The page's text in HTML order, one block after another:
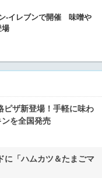
-イレブンで開催 味噌や
場
ピザ新登場！手軽に味わ
を全国発売
に「ハムカツ＆たまごマ